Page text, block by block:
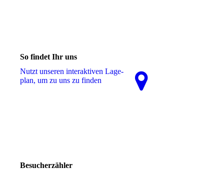
So findet Ihr uns
Nutzt unseren interaktiven La­ge­
plan, um zu uns zu finden
Besucherzähler